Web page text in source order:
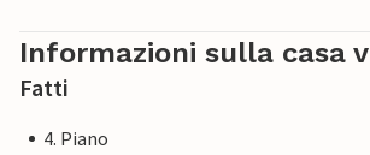
Informazioni sulla casa
Fatti
4. Piano